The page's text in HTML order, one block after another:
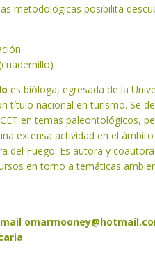
metodológicas posibilita
es bióloga, egresada de la
título nacional en turismo. Se
en temas paleontológicos,
extensa actividad en el
del Fuego. Es autora y
en torno a temáticas